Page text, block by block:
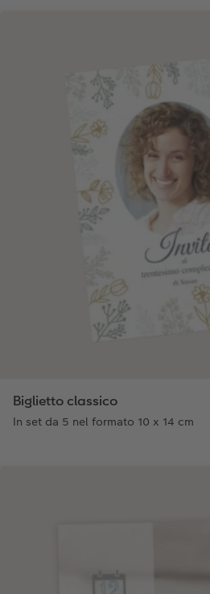
Biglietto classico
In set da 5 nel formato 10 x 14 cm